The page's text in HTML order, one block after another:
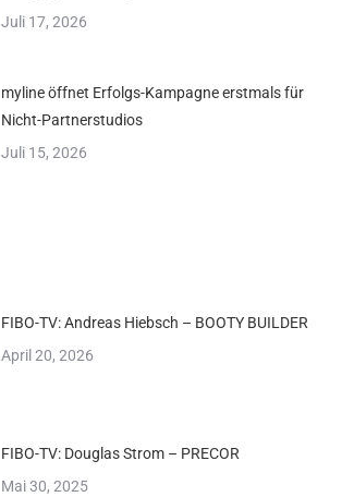
Juli 17, 2026
myline öffnet Erfolgs-Kampagne erstmals für
Nicht-Partnerstudios
Juli 15, 2026
FIBO-TV: Andreas Hiebsch – BOOTY BUILDER
April 20, 2026
FIBO-TV: Douglas Strom – PRECOR
Mai 30, 2025